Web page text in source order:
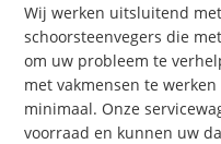
Wij werken uitsluitend
schoorsteenvegers die
om uw probleem te
met vakmensen te
minimaal. Onze
voorraad en kunnen uw